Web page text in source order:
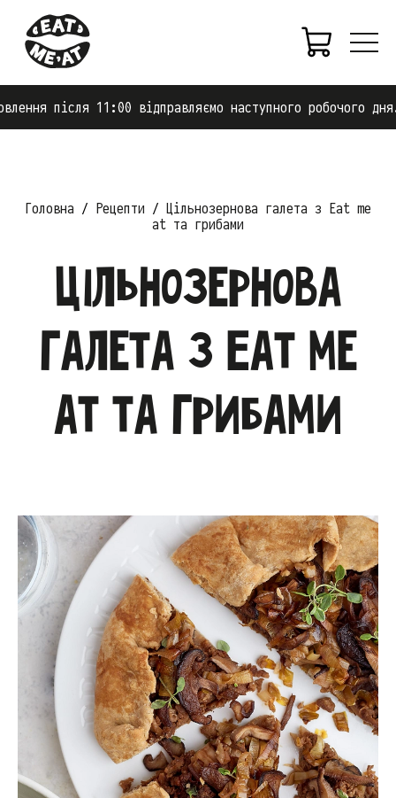
відправляємо наступного робочого дня.
Головна Рецепти
Цільнозернова галета з Eat me
at та грибами
Цільнозернова
галета з Eat me
at та грибами